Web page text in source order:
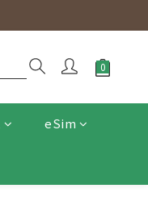
eSim